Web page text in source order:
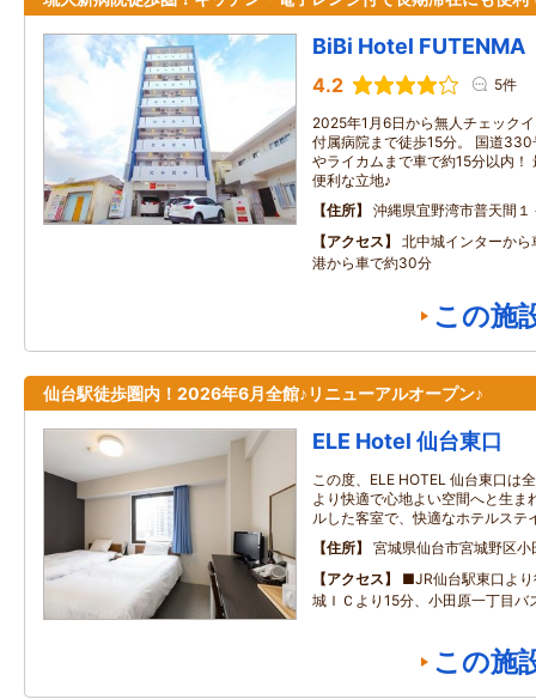
BiBi Hotel FUTENMA
4.2 5件
2025年1月6日から無人チェック
付属病院まで徒歩15分。 国道
やライカムまで車で約15分以内！
便利な立地♪
住所
沖縄県宜野湾市普天間１
アクセス
北中城インターか
港から車で約30分
この施
仙台駅徒歩圏内！2026年6月全館♪リニューアルオープン♪
ELE Hotel 仙台東口
この度、ELE HOTEL 仙台東口は
より快適で心地よい空間へと生ま
ルした客室で、快適なホテルステ
住所
宮城県仙台市宮城野区小
アクセス
■JR仙台駅東口よ
城ＩＣより15分、小田原一丁目バ
この施